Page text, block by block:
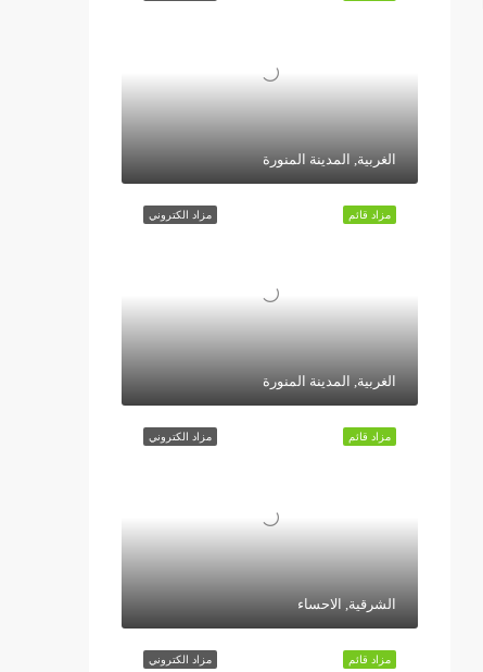
الغربية, المدينة المنورة
مزاد الكتروني مزاد قائم
الغربية, المدينة المنورة
مزاد الكتروني مزاد قائم
الشرقية, الاحساء
مزاد الكتروني مزاد قائم